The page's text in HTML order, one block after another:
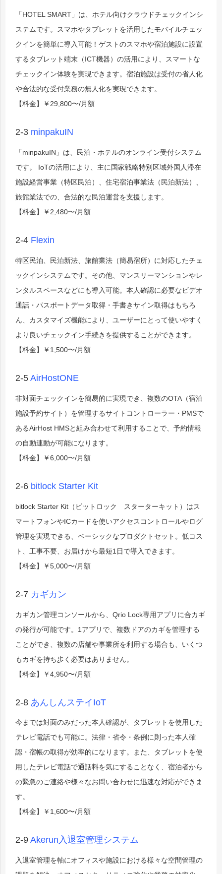
「HOTEL SMART」は、ホテル向けクラウドチェックインシ
ステムです。スマホやタブレットを活用したモバイルチェッ
クインを簡単に導入可能！ゲストのスマホや宿泊施設に設置
するタブレット端末（ICT機器）の活用により、スマートな
チェックイン体験を実現できます。宿泊施設は受付の省人化
や合法的な受付業務の無人化を実現できます。
【料金】￥29,800〜/月額
2-3 minpakuIN
「minpakuIN」は、民泊・ホテルのオンライン受付システム
です。 IoTの活用により、主に国家戦略特別区域外国人滞在
施設経営事業（特区民泊）、住宅宿泊事業法（民泊新法）、
旅館業法での、合法的な民泊運営を支援します。
【料金】￥2,480〜/月額
2-4 Flexin
特区民泊、民泊新法、旅館業法（簡易宿所）に対応したチェ
ックインシステムです。 その他、マンスリーマンションやレ
ンタルスペースなどにも導入可能。本人確認に必要なビデオ
通話・パスポートデータ取得・手書きサイン取得はもちろ
ん、 カスタマイズ機能により、ユーザーにとって使いやすく
より良いチェックイン手続きを提供することができます。
【料金】￥1,500〜/月額
2-5AirHostONE
非対面チェックインを簡易的に実現でき、複数のOTA（宿泊
施設予約サイト）を管理するサイトコントローラー・PMSで
あるAirHost HMSと組み合わせて利用することで、予約情報
の自動連動が可能になります。
【料金】￥6,000〜/月額
2-6 bitlock Starter Kit
bitlock Starter Kit（ビットロック スターターキット）はス
マートフォンやICカードを使いアクセスコントロールやログ
管理を実現できる、ベーシックなプロダクトセット。低コス
ト、工事不要、お届けから最短1日で導入できます。
【料金】￥5,000〜/月額
2-7 カギカン
カギカン管理コンソールから、Qrio Lock専用アプリに合カギ
の発行が可能です。 1アプリで、複数ドアのカギを管理する
ことができ、複数の店舗や事業所を利用する場合も、いくつ
もカギを持ち歩く必要はありません。
【料金】￥4,950〜/月額
2-8 あんしんステイIoT
今までは対面のみだった本人確認が、タブレットを使用した
テレビ電話でも可能に。法律・省令・条例に則った本人確
認・宿帳の取得が効率的になります。また、タブレットを使
用したテレビ電話で通話料を気にすることなく、宿泊者から
の緊急のご連絡や様々なお問い合わせに迅速な対応ができま
す。
【料金】￥1,600〜/月額
2-9Akerun入退室管理システム
入退室管理を軸にオフィスや施設における様々な空間管理の